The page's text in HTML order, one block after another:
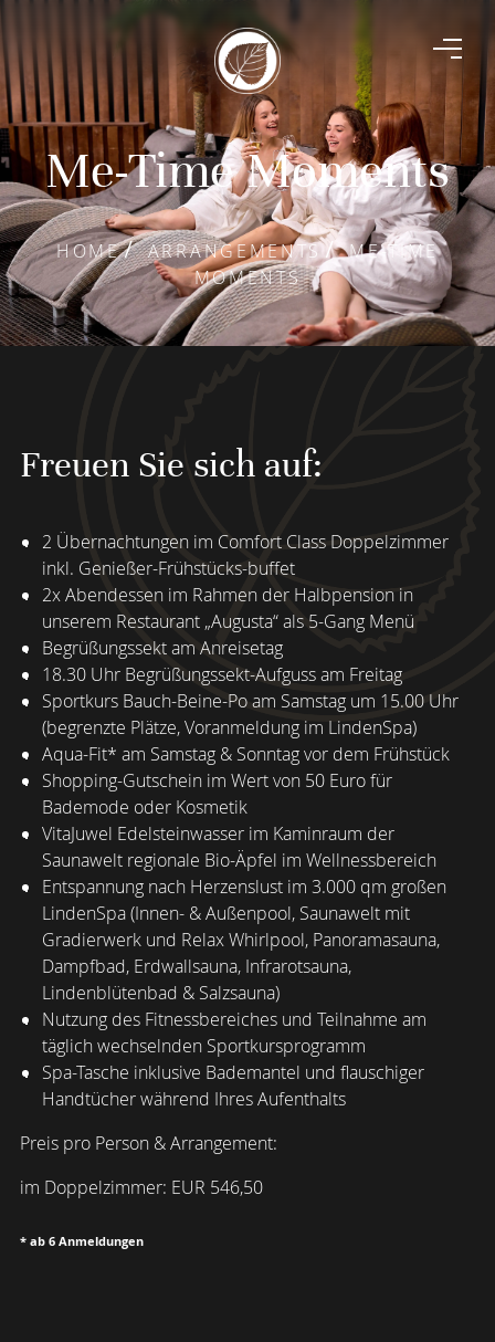
Me-Time Moments
HOME ARRANGEMENTS
ME-TIME
MOMENTS
Freuen Sie sich auf:
2 Übernachtungen im Comfort Class Doppelzimmer
inkl. Genießer-Frühstücks-buffet
2x Abendessen im Rahmen der Halbpension in
unserem Restaurant „Augusta“ als 5-Gang Menü
Begrüßungssekt am Anreisetag
18.30 Uhr Begrüßungssekt-Aufguss am Freitag
Sportkurs Bauch-Beine-Po am Samstag um 15.00 Uhr
(begrenzte Plätze, Voranmeldung im LindenSpa)
Aqua-Fit* am Samstag & Sonntag vor dem Frühstück
Shopping-Gutschein im Wert von 50 Euro für
Bademode oder Kosmetik
VitaJuwel Edelsteinwasser im Kaminraum der
Saunawelt regionale Bio-Äpfel im Wellnessbereich
Entspannung nach Herzenslust im 3.000 qm großen
LindenSpa (Innen- & Außenpool, Saunawelt mit
Gradierwerk und Relax Whirlpool, Panoramasauna,
Dampfbad, Erdwallsauna, Infrarotsauna,
Lindenblütenbad & Salzsauna)
Nutzung des Fitnessbereiches und Teilnahme am
täglich wechselnden Sportkursprogramm
Spa-Tasche inklusive Bademantel und flauschiger
Handtücher während Ihres Aufenthalts
Preis pro Person & Arrangement:
im Doppelzimmer: EUR 546,50
* ab 6 Anmeldungen